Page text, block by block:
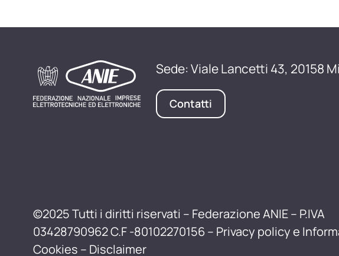
Sede: Viale Lancetti 43, 20158
Contatti
©2025 Tutti i diritti riservati – Federazione ANIE – P.IVA
03428790962 C.F -80102270156 – Privacy policy e
Cookies – Disclaimer